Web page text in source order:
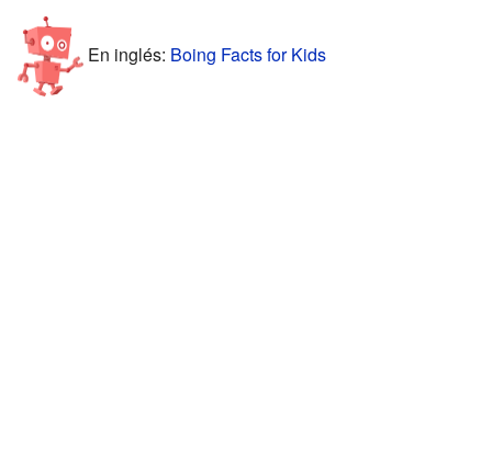
En inglés: Boing Facts for Kids